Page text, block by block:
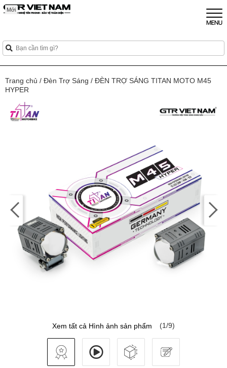
Trang chủ / Đèn Trợ Sáng / ĐÈN TRỢ SÁNG TITAN MOTO M45
HYPER
Xem tất cả Hình ảnh sản phẩm (1/9)
Mới
Mới
Mới
Mới
Mới